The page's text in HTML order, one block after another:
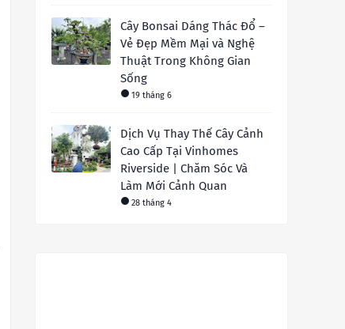
Cây Bonsai Dáng Thác Đổ –
Vẻ Đẹp Mềm Mại và Nghệ
Thuật Trong Không Gian
Sống
19 tháng 6
Dịch Vụ Thay Thế Cây Cảnh
Cao Cấp Tại Vinhomes
Riverside | Chăm Sóc Và
Làm Mới Cảnh Quan
28 tháng 4